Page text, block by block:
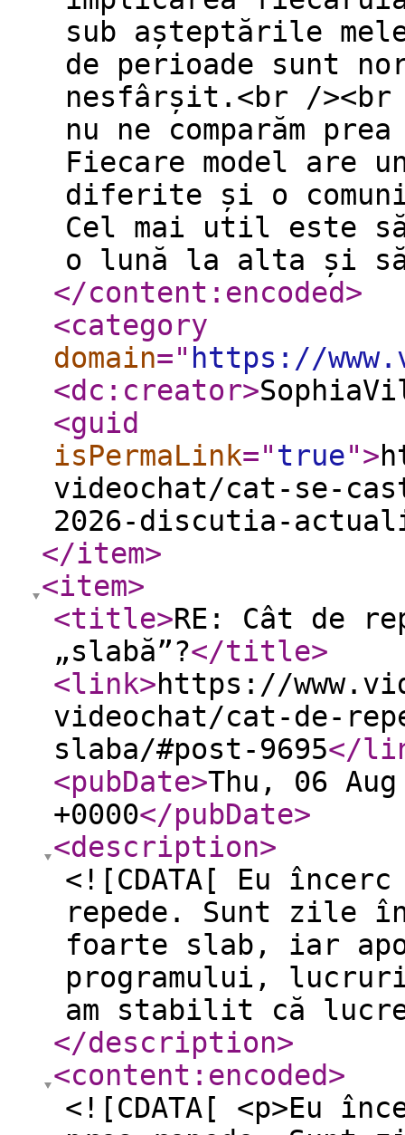
sub așteptările
de perioade sunt
nesfârșit.<br /><br
nu ne comparăm
Fiecare model
diferite și o
Cel mai util este
o lună la alta și să
</content:encoded>
<category
domain=" https://
<dc:creator>
<guid
isPermaLink="true">
videochat/cat-se-
2026-discutia-
</item>
<item>
<title>RE: Cât de
„slabă”?</title>
<link>https://
videochat/cat-de-
slaba/#post-9695</
<pubDate>Thu, 06
+0000</pubDate>
<description>
<![CDATA[ Eu
repede. Sunt zile
foarte slab, iar
programului,
am stabilit că
</description>
<content:encoded>
<![CDATA[ <p>Eu